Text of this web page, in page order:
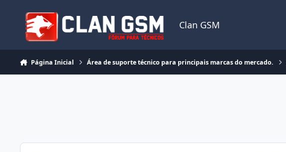
Clan GSM
Página Inicial Área de suporte técnico para principais marcas do mercado.